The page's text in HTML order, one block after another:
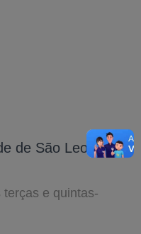
de São Leopoldo
e quintas-